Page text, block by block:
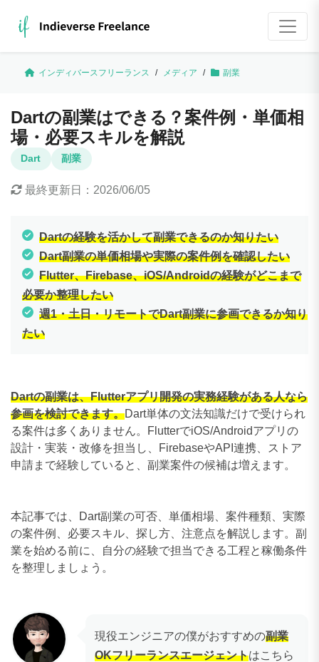
インディバースフリーランス / メディア / 副業
Dartの副業はできる？案件例・単価相
場・必要スキルを解説
Dart 副業
最終更新日： 2026/06/05
Dartの経験を活かして副業できるのか知りたい
Dart副業の単価相場や実際の案件例を確認したい
Flutter、Firebase、iOS/Androidの経験がどこまで
必要か整理したい
週1・土日・リモートでDart副業に参画できるか知り
たい
Dartの副業は、Flutterアプリ開発の実務経験がある人なら
参画を検討できます。Dart単体の文法知識だけで受けられ
る案件は多くありません。FlutterでiOS/Androidアプリの
設計・実装・改修を担当し、FirebaseやAPI連携、ストア
申請まで経験していると、副業案件の候補は増えます。
本記事では、Dart副業の可否、単価相場、案件種類、実際
の案件例、必要スキル、探し方、注意点を解説します。副
業を始める前に、自分の経験で担当できる工程と稼働条件
を整理しましょう。
現役エンジニアの僕がおすすめの副業
OKフリーランスエージェントはこちら